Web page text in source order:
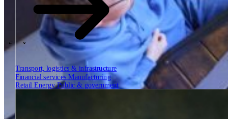
Transport, logistics & infrastructure
Financial servicesManufacturing
Retail EnergyPublic & government
The SBP TrinityPlan, build, run by the same teamLab271
\
Insights